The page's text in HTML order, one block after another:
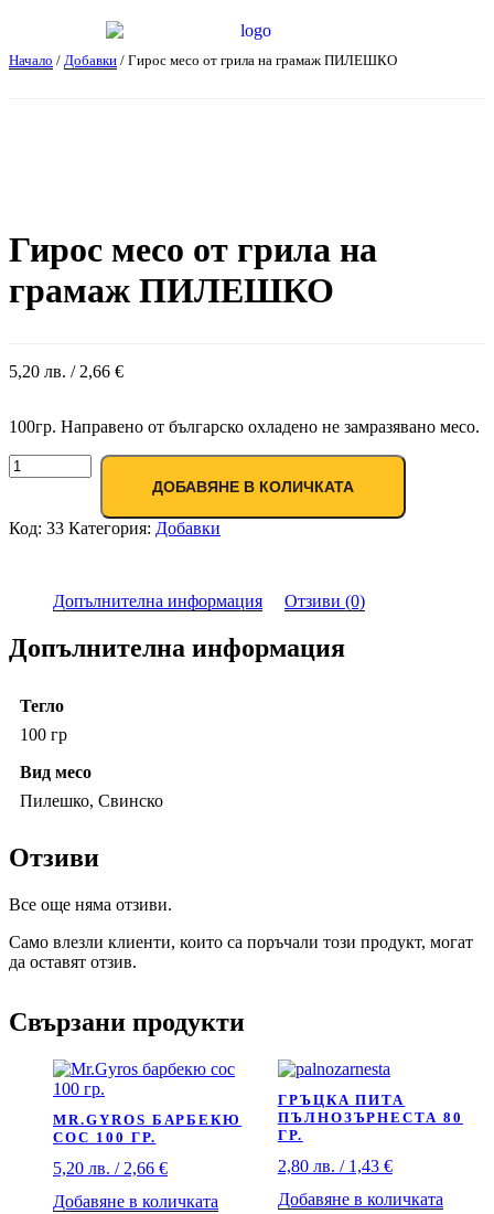
Начало / Добавки / Гирос месо от грила на грамаж ПИЛЕШКО
Гирос месо от грила на
грамаж ПИЛЕШКО
5,20 лв. / 2,66 €
100гр. Направено от българско охладено не замразявано месо.
ДОБАВЯНЕ В КОЛИЧКАТА
Код: 33 Категория: Добавки
Допълнителна информация Отзиви (0)
Допълнителна информация
Тегло
100 гр
Вид месо
Пилешко, Свинско
Отзиви
Все още няма отзиви.
Само влезли клиенти, които са поръчали този продукт, могат
да оставят отзив.
Свързани продукти
MR.GYROS БАРБЕКЮ
СОС 100 ГР.
5,20 лв. / 2,66 €
Добавяне в количката
ГРЪЦКА ПИТА
ПЪЛНОЗЪРНЕСТА 80
ГР.
2,80 лв. / 1,43 €
Добавяне в количката